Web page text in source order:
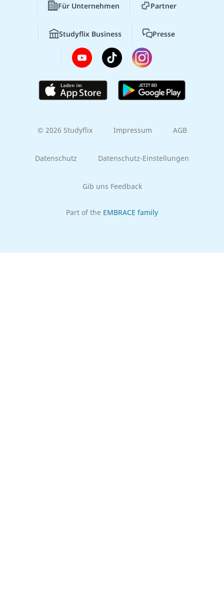
Für Unternehmen Partner
Studyflix Business Presse
© 2026 Studyflix Impressum AGB
Datenschutz Datenschutz-Einstellungen
Gib uns Feedback
Part of the EMBRACE family